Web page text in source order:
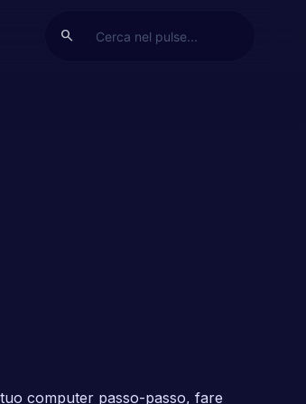
search
computer passo-passo, fare